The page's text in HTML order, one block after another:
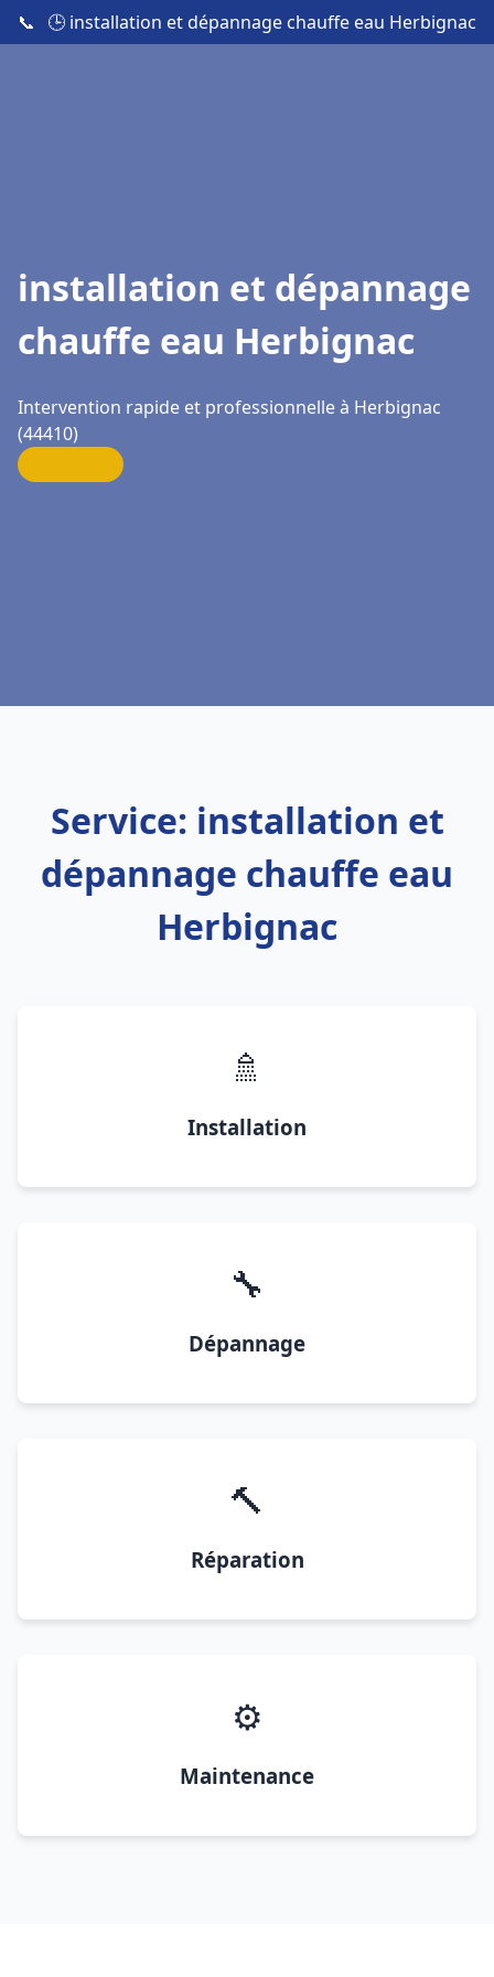
📞 🕒 installation et dépannage chauffe eau Herbignac
installation et dépannage
chauffe eau Herbignac
Intervention rapide et professionnelle à Herbignac
(44410)
Service: installation et
dépannage chauffe eau
Herbignac
🚿
Installation
🔧
Dépannage
🔨
Réparation
⚙️
Maintenance